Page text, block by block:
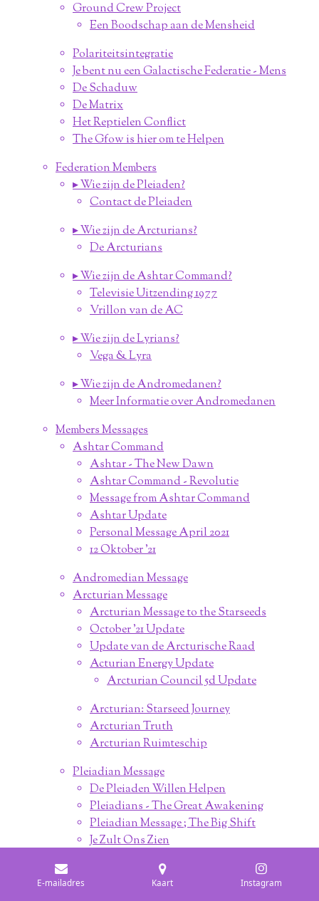
Ground Crew Project
Een Boodschap aan de Mensheid
Polariteitsintegratie
Je bent nu een Galactische Federatie - Mens
De Schaduw
De Matrix
Het Reptielen Conflict
The Gfow is hier om te Helpen
Federation Members
▸ Wie zijn de Pleiaden?
Contact de Pleiaden
▸ Wie zijn de Arcturians?
De Arcturians
▸ Wie zijn de Ashtar Command?
Televisie Uitzending 1977
Vrillon van de AC
▸ Wie zijn de Lyrians?
Vega & Lyra
▸ Wie zijn de Andromedanen?
Meer Informatie over Andromedanen
Members Messages
Ashtar Command
Ashtar - The New Dawn
Ashtar Command - Revolutie
Message from Ashtar Command
Ashtar Update
Personal Message April 2021
12 Oktober '21
Andromedian Message
Arcturian Message
Arcturian Message to the Starseeds
October '21 Update
Update van de Arcturische Raad
Acturian Energy Update
Arcturian Council 5d Update
Arcturian: Starseed Journey
Arcturian Truth
Arcturian Ruimteschip
Pleiadian Message
De Pleiaden Willen Helpen
Pleiadians - The Great Awakening
Pleiadian Message ; The Big Shift
Je Zult Ons Zien
Pleiadian Self Healing Prophecy
E-mailadres Kaart Instagram